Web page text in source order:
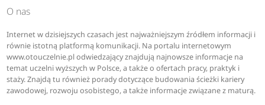
O nas
Internet w dzisiejszych czasach jest najważniejszym źródłem informacji i
równie istotną platformą komunikacji. Na portalu internetowym
www.otouczelnie.pl odwiedzający znajdują najnowsze informacje na
temat uczelni wyższych w Polsce, a także o ofertach pracy, praktyk i
staży. Znajdą tu również porady dotyczące budowania ścieżki kariery
zawodowej, rozwoju osobistego, a także informacje związane z maturą.